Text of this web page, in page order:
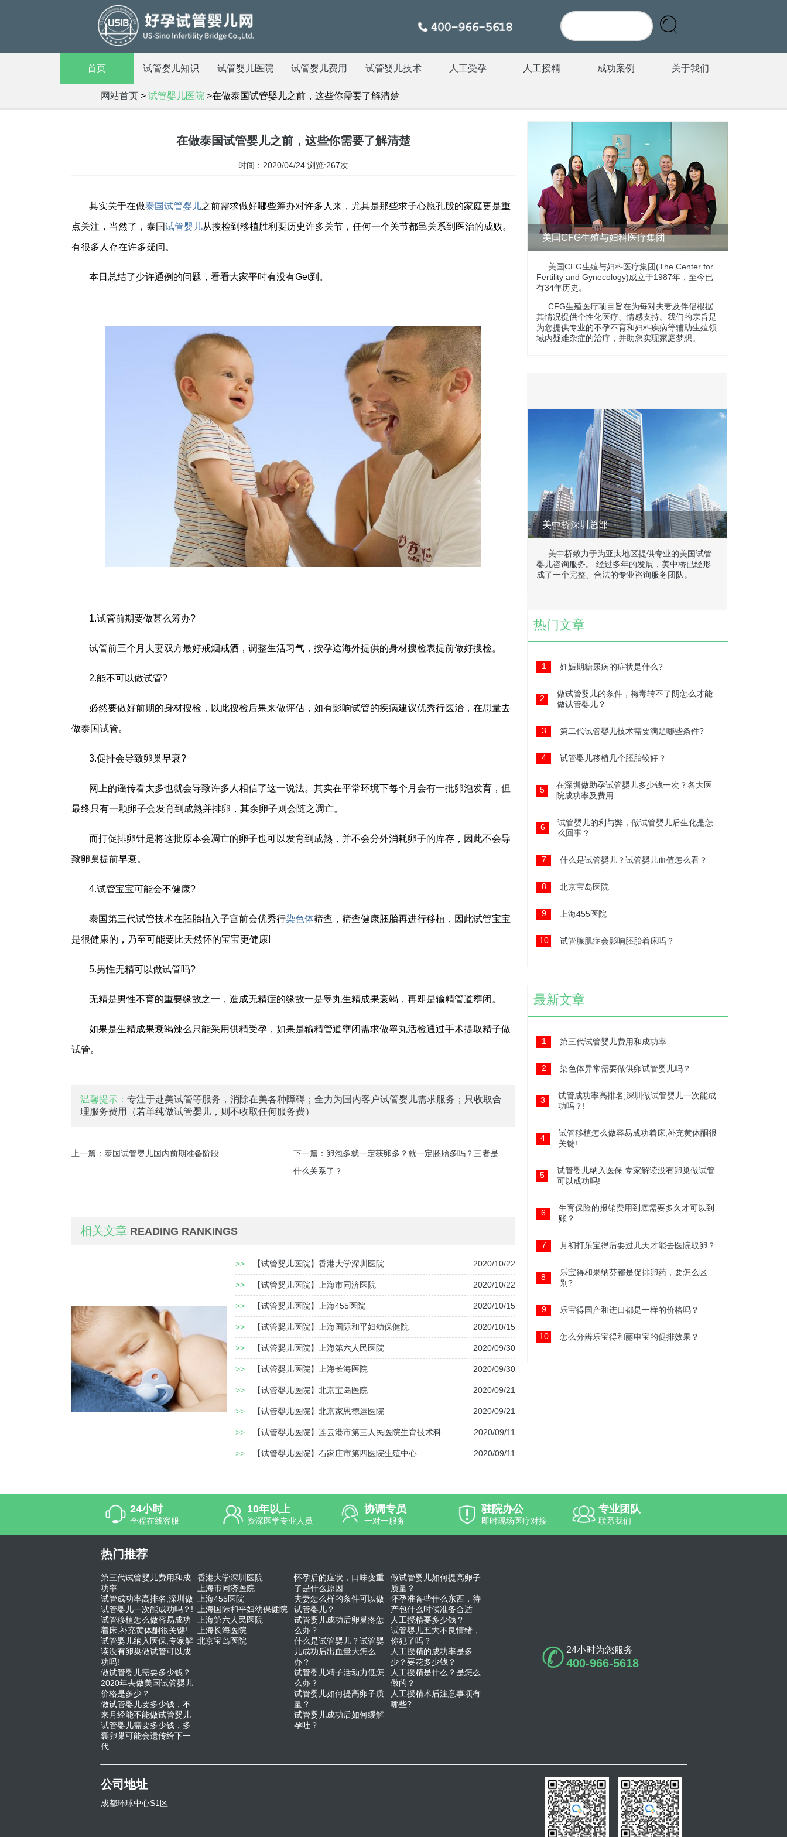
首页 试管婴儿知识 试管婴儿医院 试管婴儿费用 试管婴儿技术 人工受孕 人工授精 成功案例 关于我们
网站首页 > 试管婴儿医院 >在做泰国试管婴儿之前，这些你需要了解清楚
在做泰国试管婴儿之前，这些你需要了解清楚
时间：2020/04/24 浏览:267次
其实关于在做泰国试管婴儿之前需求做好哪些筹办对许多人来，尤其是那些求子心愿孔殷的家庭更是重
点关注，当然了，泰国试管婴儿从搜检到移植胜利要历史许多关节，任何一个关节都邑关系到医治的成败。
有很多人存在许多疑问。
本日总结了少许通例的问题，看看大家平时有没有Get到。
1.试管前期要做甚么筹办?
试管前三个月夫妻双方最好戒烟戒酒，调整生活习气，按孕途海外提供的身材搜检表提前做好搜检。
2.能不可以做试管?
必然要做好前期的身材搜检，以此搜检后果来做评估，如有影响试管的疾病建议优秀行医治，在思量去
做泰国试管。
3.促排会导致卵巢早衰?
网上的谣传看太多也就会导致许多人相信了这一说法。其实在平常环境下每个月会有一批卵泡发育，但
最终只有一颗卵子会发育到成熟并排卵，其余卵子则会随之凋亡。
而打促排卵针是将这批原本会凋亡的卵子也可以发育到成熟，并不会分外消耗卵子的库存，因此不会导
致卵巢提前早衰。
4.试管宝宝可能会不健康?
泰国第三代试管技术在胚胎植入子宫前会优秀行染色体筛查，筛查健康胚胎再进行移植，因此试管宝宝
是很健康的，乃至可能要比天然怀的宝宝更健康!
5.男性无精可以做试管吗?
无精是男性不育的重要缘故之一，造成无精症的缘故一是睾丸生精成果衰竭，再即是输精管道壅闭。
如果是生精成果衰竭辣么只能采用供精受孕，如果是输精管道壅闭需求做睾丸活检通过手术提取精子做
试管。
温馨提示： 专注于赴美试管等服务，消除在美各种障碍；全力为国内客户试管婴儿需求服务；只收取合
理服务费用（若单纯做试管婴儿，则不收取任何服务费）
上一篇： 泰国试管婴儿国内前期准备阶段 下一篇： 卵泡多就一定获卵多？就一定胚胎多吗？三者是
什么关系了？
相关文章 READING RANKINGS
>> 【试管婴儿医院】香港大学深圳医院 2020/10/22
>> 【试管婴儿医院】上海市同济医院 2020/10/22
>> 【试管婴儿医院】上海455医院 2020/10/15
>> 【试管婴儿医院】上海国际和平妇幼保健院 2020/10/15
>> 【试管婴儿医院】上海第六人民医院 2020/09/30
>> 【试管婴儿医院】上海长海医院 2020/09/30
>> 【试管婴儿医院】北京宝岛医院 2020/09/21
>> 【试管婴儿医院】北京家恩德运医院 2020/09/21
>> 【试管婴儿医院】连云港市第三人民医院生育技术科 2020/09/11
>> 【试管婴儿医院】石家庄市第四医院生殖中心 2020/09/11
美国CFG生殖与妇科医疗集团
美国CFG生殖与妇科医疗集团(The Center for
Fertility and Gynecology)成立于1987年，至今已
有34年历史。
CFG生殖医疗项目旨在为每对夫妻及伴侣根据
其情况提供个性化医疗、情感支持。我们的宗旨是
为您提供专业的不孕不育和妇科疾病等辅助生殖领
域内疑难杂症的治疗，并助您实现家庭梦想。
美中桥深圳总部
美中桥致力于为亚太地区提供专业的美国试管
婴儿咨询服务。 经过多年的发展，美中桥已经形
成了一个完整、合法的专业咨询服务团队。
热门文章
1 妊娠期糖尿病的症状是什么?
2
做试管婴儿的条件，梅毒转不了阴怎么才能
做试管婴儿？
3 第二代试管婴儿技术需要满足哪些条件?
4 试管婴儿移植几个胚胎较好？
5
在深圳做助孕试管婴儿多少钱一次？各大医
院成功率及费用
6
试管婴儿的利与弊，做试管婴儿后生化是怎
么回事？
7 什么是试管婴儿？试管婴儿血值怎么看？
8 北京宝岛医院
9 上海455医院
10 试管腺肌症会影响胚胎着床吗？
最新文章
1 第三代试管婴儿费用和成功率
2 染色体异常需要做供卵试管婴儿吗？
3
试管成功率高排名,深圳做试管婴儿一次能成
功吗？!
4
试管移植怎么做容易成功着床,补充黄体酮很
关键!
5
试管婴儿纳入医保,专家解读没有卵巢做试管
可以成功吗!
6
生育保险的报销费用到底需要多久才可以到
账？
7 月初打乐宝得后要过几天才能去医院取卵？
8
乐宝得和果纳芬都是促排卵药，要怎么区
别?
9 乐宝得国产和进口都是一样的价格吗？
10 怎么分辨乐宝得和丽申宝的促排效果？
24小时
全程在线客服
10年以上
资深医学专业人员
协调专员
一对一服务
驻院办公
即时现场医疗对接
专业团队
联系我们
热门推荐
第三代试管婴儿费用和成
功率
试管成功率高排名,深圳做
试管婴儿一次能成功吗？!
试管移植怎么做容易成功
着床,补充黄体酮很关键!
试管婴儿纳入医保,专家解
读没有卵巢做试管可以成
功吗!
做试管婴儿需要多少钱？
2020年去做美国试管婴儿
价格是多少？
做试管婴儿要多少钱，不
来月经能不能做试管婴儿
试管婴儿需要多少钱，多
囊卵巢可能会遗传给下一
代
香港大学深圳医院
上海市同济医院
上海455医院
上海国际和平妇幼保健院
上海第六人民医院
上海长海医院
北京宝岛医院
怀孕后的症状，口味变重
了是什么原因
夫妻怎么样的条件可以做
试管婴儿？
试管婴儿成功后卵巢疼怎
么办？
什么是试管婴儿？试管婴
儿成功后出血量大怎么
办？
试管婴儿精子活动力低怎
么办？
试管婴儿如何提高卵子质
量？
试管婴儿成功后如何缓解
孕吐？
做试管婴儿如何提高卵子
质量？
怀孕准备些什么东西，待
产包什么时候准备合适
人工授精要多少钱？
试管婴儿五大不良情绪，
你犯了吗？
人工授精的成功率是多
少？要花多少钱？
人工授精是什么？是怎么
做的？
人工授精术后注意事项有
哪些?
24小时为您服务
400-966-5618
公司地址
成都环球中心S1区